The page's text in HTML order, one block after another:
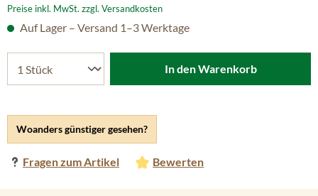
Preise inkl. MwSt. zzgl. Versandkosten
Woanders günstiger gesehen?
Fragen zum Artikel Bewerten
Auf Lager – Versand 1–3 Werktage
In den Warenkorb